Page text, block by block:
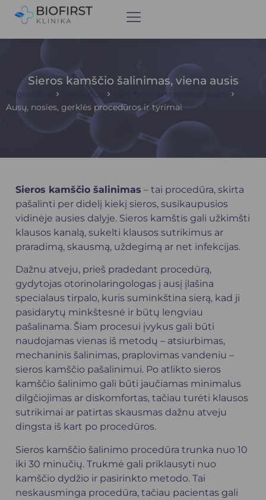
Sieros kamščio šalinimas, viena ausis
Pagrindinis Paslaugos
LOR tyrimai ir konsultacijos
Ausų, nosies, gerklės procedūros ir tyrimai
Sieros kamščio šalinimas – tai procedūra, skirta
pašalinti per didelį kiekį sieros, susikaupusios
vidinėje ausies dalyje. Sieros kamštis gali užkimšti
klausos kanalą, sukelti klausos sutrikimus ar
praradimą, skausmą, uždegimą ar net infekcijas.
Dažnu atveju, prieš pradedant procedūrą,
gydytojas otorinolaringologas į ausį įlašina
specialaus tirpalo, kuris suminkština sierą, kad ji
pasidarytų minkštesnė ir būtų lengviau
pašalinama. Šiam procesui įvykus gali būti
naudojamas vienas iš metodų – atsiurbimas,
mechaninis šalinimas, praplovimas vandeniu –
sieros kamščio pašalinimui. Po atlikto sieros
kamščio šalinimo gali būti jaučiamas minimalus
dilgčiojimas ar diskomfortas, tačiau turėti klausos
sutrikimai ar patirtas skausmas dažnu atveju
dingsta iš kart po procedūros.
Sieros kamščio šalinimo procedūra trunka nuo 10
iki 30 minučių. Trukmė gali priklausyti nuo
kamščio dydžio ir pasirinkto metodo. Tai
neskausminga procedūra, tačiau pacientas gali